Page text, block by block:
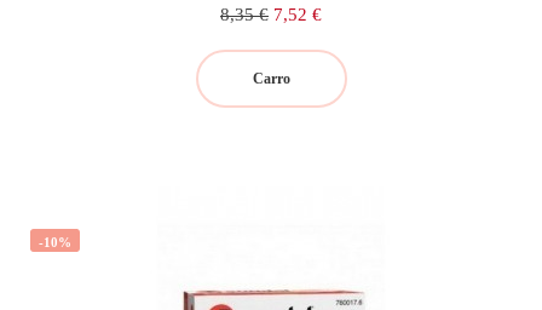
Precio
8,35 € Precio
7,52 €
Carro
-10%